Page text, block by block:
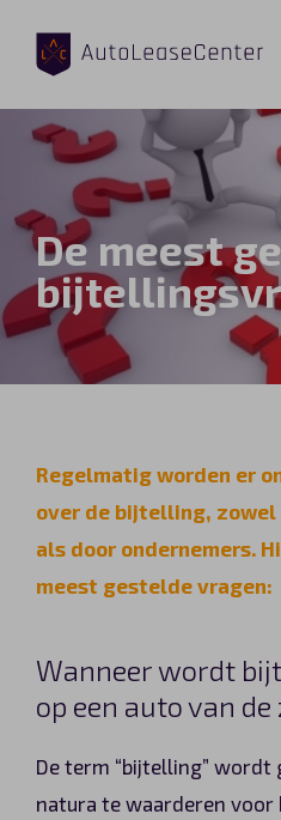
De meest
Regelmatig worden er
over de bijtelling, zowel
als door ondernemers.
meest gestelde vragen:
Wanneer wordt
op een auto van de
De term “bijtelling”
natura te waarderen voor
Zakelijke auto’s
Bedrijfswagens
Elektrische auto’s
Wagenparkbeheer
Shortlease
Contact